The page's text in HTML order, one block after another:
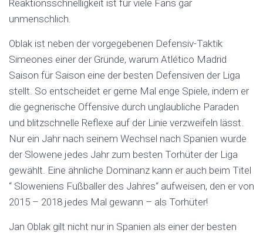
Reaktionsschnelligkeit ist für viele Fans gar
unmenschlich.
Oblak ist neben der vorgegebenen Defensiv-Taktik
Simeones einer der Gründe, warum Atlético Madrid
Saison für Saison eine der besten Defensiven der Liga
stellt. So entscheidet er gerne Mal enge Spiele, indem er
die gegnerische Offensive durch unglaubliche Paraden
und blitzschnelle Reflexe auf der Linie verzweifeln lässt.
Nur ein Jahr nach seinem Wechsel nach Spanien wurde
der Slowene jedes Jahr zum besten Torhüter der Liga
gewählt. Eine ähnliche Dominanz kann er auch beim Titel
“ Sloweniens Fußballer des Jahres“ aufweisen, den er von
2015 – 2018 jedes Mal gewann – als Torhüter!
Jan Oblak gilt nicht nur in Spanien als einer der besten